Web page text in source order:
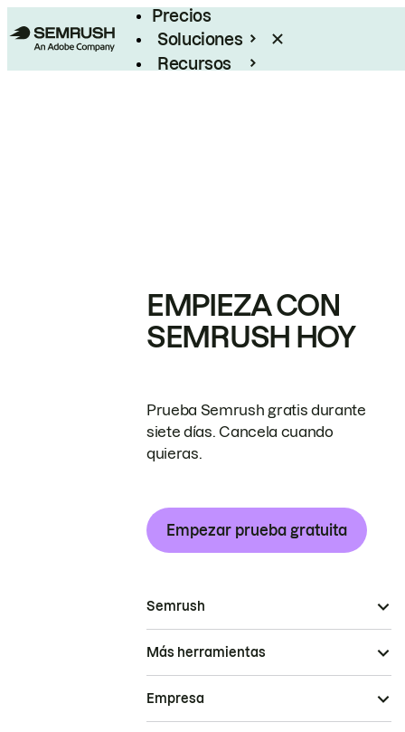
Precios
Soluciones
Recursos
EMPIEZA CON
SEMRUSH HOY
Prueba Semrush gratis durante
siete días. Cancela cuando
quieras.
Empezar prueba gratuita
Semrush
Más herramientas
Empresa